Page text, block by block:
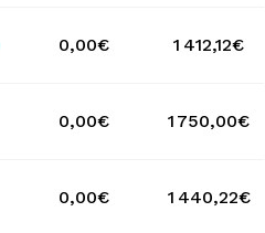
0,00€ 1 412,12€
0,00€ 1 750,00€
0,00€ 1 440,22€